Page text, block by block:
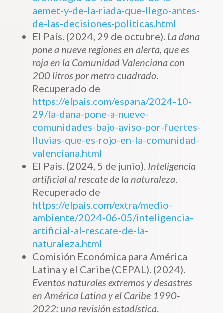
aemet-y-de-la-riada-que-llego-antes-
de-las-decisiones-politicas.html
El País. (2024, 29 de octubre). La dana
pone a nueve regiones en alerta, que es
roja en la Comunidad Valenciana con
200 litros por metro cuadrado.
Recuperado de
https://elpais.com/espana/2024-10-
29/la-dana-pone-a-nueve-
comunidades-bajo-aviso-por-fuertes-
lluvias-que-es-rojo-en-la-comunidad-
valenciana.html
El País. (2024, 5 de junio). Inteligencia
artificial al rescate de la naturaleza.
Recuperado de
https://elpais.com/extra/medio-
ambiente/2024-06-05/inteligencia-
artificial-al-rescate-de-la-
naturaleza.html
Comisión Económica para América
Latina y el Caribe (CEPAL). (2024).
Eventos naturales extremos y desastres
en América Latina y el Caribe 1990-
2022: una revisión estadística.